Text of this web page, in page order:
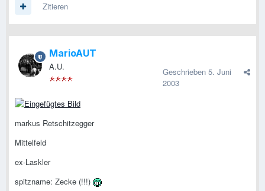
Zitieren
MarioAUT
A.U. Geschrieben 5. Juni
2003
markus Retschitzegger
Mittelfeld
ex-Laskler
spitzname: Zecke (!!!)